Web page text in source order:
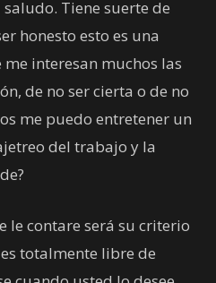
Tiene suerte de
honesto esto es una
interesan muchos las
de no ser cierta o de no
me puedo entretener un
del trabajo y la
le contare será su criterio
totalmente libre de